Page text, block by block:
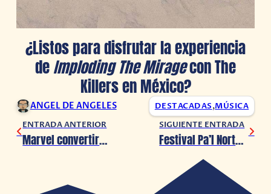
¿Listos para disfrutar la experiencia
deImploding The Miragecon The
Killers en México?
ANGEL DE ANGELES DESTACADAS,MÚSICA
ENTRADA ANTERIOR
Marvel convertirá a Black Widow en White Widow
SIGUIENTE ENTRADA
Festival Pa’l Norte 2020 revela nuevas fechas ?